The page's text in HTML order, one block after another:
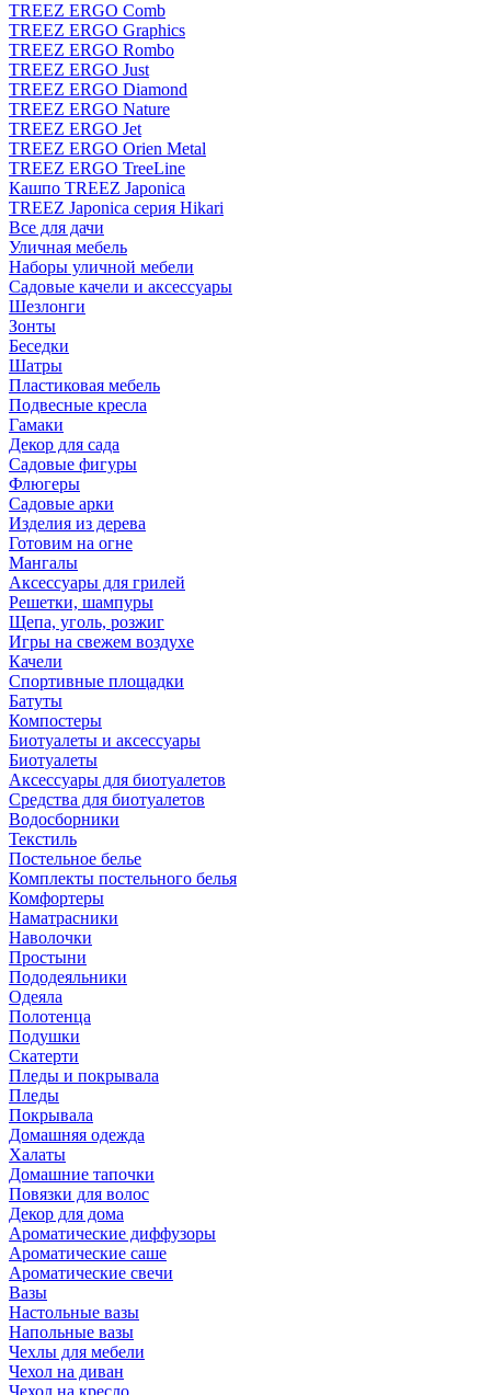
TREEZ ERGO Comb
TREEZ ERGO Graphics
TREEZ ERGO Rombo
TREEZ ERGO Just
TREEZ ERGO Diamond
TREEZ ERGO Nature
TREEZ ERGO Jet
TREEZ ERGO Orien Metal
TREEZ ERGO TreeLine
Кашпо TREEZ Japonica
TREEZ Japonica серия Hikari
Все для дачи
Уличная мебель
Наборы уличной мебели
Садовые качели и аксессуары
Шезлонги
Зонты
Беседки
Шатры
Пластиковая мебель
Подвесные кресла
Гамаки
Декор для сада
Садовые фигуры
Флюгеры
Садовые арки
Изделия из дерева
Готовим на огне
Мангалы
Аксессуары для грилей
Решетки, шампуры
Щепа, уголь, розжиг
Игры на свежем воздухе
Качели
Спортивные площадки
Батуты
Компостеры
Биотуалеты и аксессуары
Биотуалеты
Аксессуары для биотуалетов
Средства для биотуалетов
Водосборники
Текстиль
Постельное белье
Комплекты постельного белья
Комфортеры
Наматрасники
Наволочки
Простыни
Пододеяльники
Одеяла
Полотенца
Подушки
Скатерти
Пледы и покрывала
Пледы
Покрывала
Домашняя одежда
Халаты
Домашние тапочки
Повязки для волос
Декор для дома
Ароматические диффузоры
Ароматические саше
Ароматические свечи
Вазы
Настольные вазы
Напольные вазы
Чехлы для мебели
Чехол на диван
Чехол на кресло